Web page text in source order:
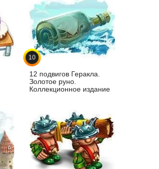
10
12 подвигов Геракла.
Золотое руно.
Коллекционное издание